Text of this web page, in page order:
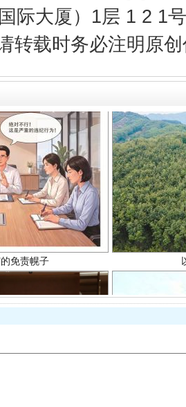
际大厦）1层 1 2 1
转载时务必注明原
免责幌子